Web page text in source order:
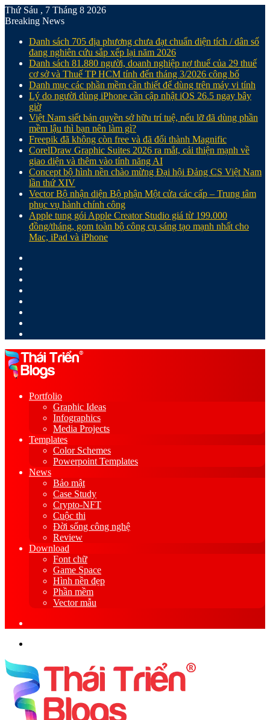
Thứ Sáu , 7 Tháng 8 2026
Breaking News
Danh sách 705 địa phương chưa đạt chuẩn diện tích / dân số
đang nghiên cứu sắp xếp lại năm 2026
Danh sách 81.880‬ người, doanh nghiệp nợ thuế của 29 thuế
cơ sở và Thuế TP HCM tính đến tháng 3/2026 công bố
Danh mục các phần mềm cần thiết để dùng trên máy vi tính
Lý do người dùng iPhone cần cập nhật iOS 26.5 ngay bây
giờ
Việt Nam siết bản quyền sở hữu trí tuệ, nếu lỡ đã dùng phần
mềm lậu thì bạn nên làm gì?
Freepik đã không còn free và đã đổi thành Magnific
CorelDraw Graphic Suites 2026 ra mắt, cải thiện mạnh về
giao diện và thêm vào tính năng AI
Concept bộ hình nền chào mừng Đại hội Đảng CS Việt Nam
lần thứ XIV
Vector Bộ nhận diện Bộ phận Một cửa các cấp – Trung tâm
phục vụ hành chính công
Apple tung gói Apple Creator Studio giá từ 199.000
đồng/tháng, gom toàn bộ công cụ sáng tạo mạnh nhất cho
Mac, iPad và iPhone
Portfolio
Graphic Ideas
Infographics
Media Projects
Templates
Color Schemes
Powerpoint Templates
News
Bảo mật
Case Study
Crypto-NFT
Cuộc thi
Đời sống công nghệ
Review
Download
Font chữ
Game Space
Hình nền đẹp
Phần mềm
Vector mẫu